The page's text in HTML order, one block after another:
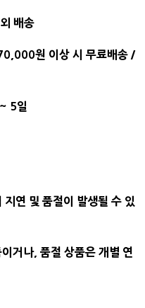
배송
원 이상 시 무료배송 /
5일
연 및 품절이 발생될 수 있
거나, 품절 상품은 개별 연